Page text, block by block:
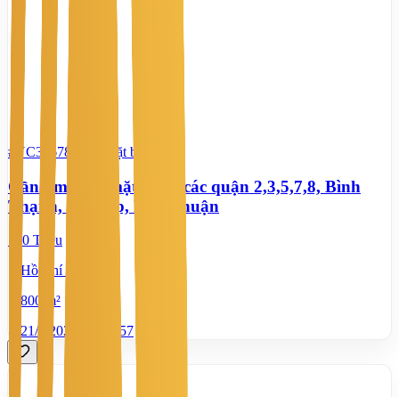
#YC39678770 Mặt bằng
Cần tìm thuê mặt bằng các quận 2,3,5,7,8, Bình
Thạnh, Gò Vấp, Phú Nhuận
100 Triệu
Hồ Chí Minh
800 m²
21/7/2026
757